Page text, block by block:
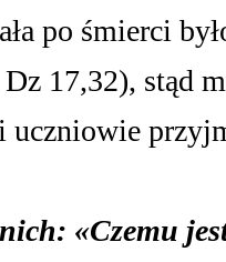
po śmierci
17,32), stąd
uczniowie
«Czemu